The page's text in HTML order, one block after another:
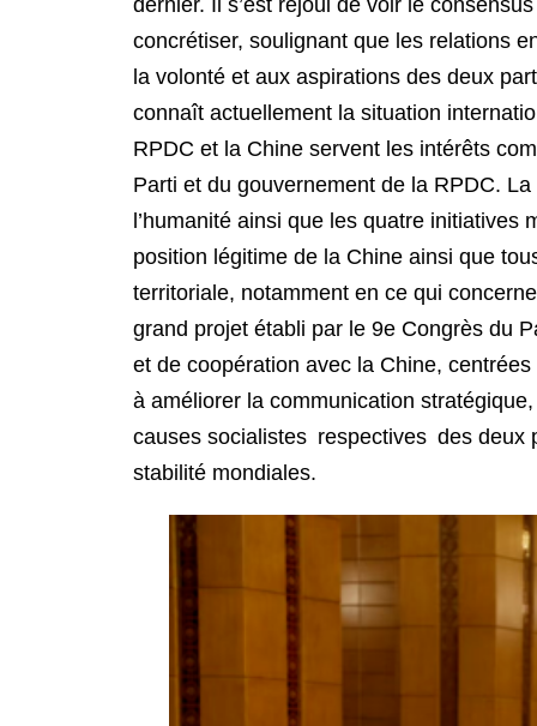
concrétiser, soulignant que les relations
la volonté et aux aspirations des deux
connaît actuellement la situation
RPDC et la Chine servent les intérêts
Parti et du gouvernement de la RPDC.
l’humanité ainsi que les quatre
position légitime de la Chine ainsi que
territoriale, notamment en ce qui
grand projet établi par le 9e Congrès du
et de coopération avec la Chine,
à améliorer la communication
causes socialistes respectives des deux
stabilité mondiales.